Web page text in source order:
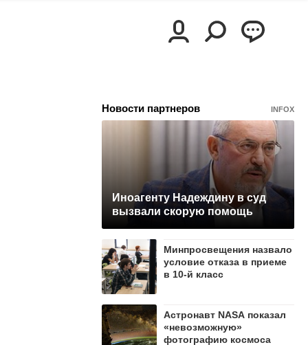
Новости партнеров INFOX
Иноагенту Надеждину в суд
вызвали скорую помощь
Минпросвещения назвало
условие отказа в приеме
в 10-й класс
Астронавт NASA показал
«невозможную»
фотографию космоса